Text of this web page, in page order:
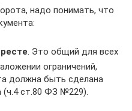
надо понимать, что
. Это общий для всех
ограничений,
должна быть сделана
(ч.4 ст.80 ФЗ №229).